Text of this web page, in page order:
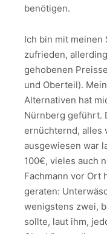
benötigen.
Ich bin mit meinen
zufrieden,
gehobenen
und Oberteil).
Alternativen hat
Nürnberg geführt.
ernüchternd, alles
ausgewiesen war
100€, vieles auch
Fachmann vor Ort
geraten:
wenigstens zwei,
sollte, laut ihm,